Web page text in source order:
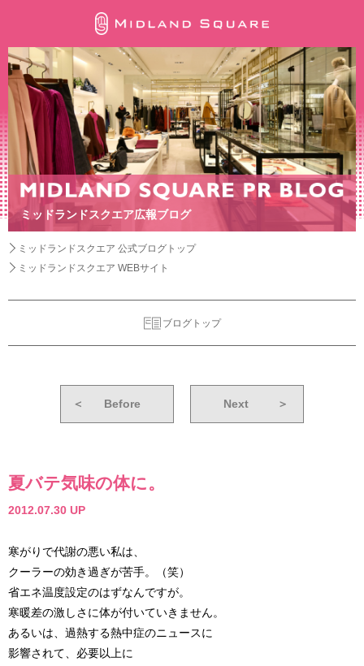
ミッドランドスクエア広報ブログ
ミッドランドスクエア 公式ブログトップ
ミッドランドスクエア WEBサイト
ブログトップ
＜ Before Next ＞
夏バテ気味の体に。
2012.07.30 UP
寒がりで代謝の悪い私は、
クーラーの効き過ぎが苦手。（笑）
省エネ温度設定のはずなんですが。
寒暖差の激しさに体が付いていきません。
あるいは、過熱する熱中症のニュースに
影響されて、必要以上に